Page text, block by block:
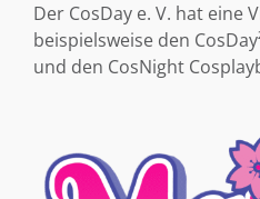
Der CosDay e. V. hat eine
beispielsweise den
und den CosNight